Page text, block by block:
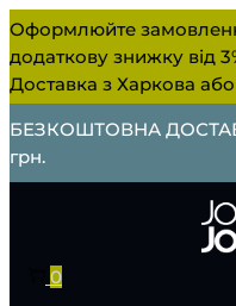
Оформлюйте
додаткову знижку від
Доставка з Харкова
БЕЗКОШТОВНА
грн.
0